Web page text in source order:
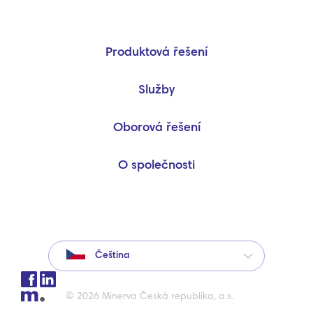
Produktová řešení
Služby
Oborová řešení
O společnosti
Čeština
© 2026 Minerva Česká republika, a.s.